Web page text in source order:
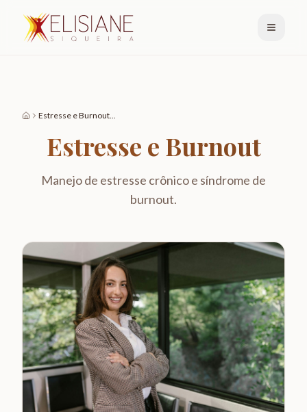
Estresse e Burnout...
Estresse e Burnout
Manejo de estresse crônico e síndrome de
burnout.